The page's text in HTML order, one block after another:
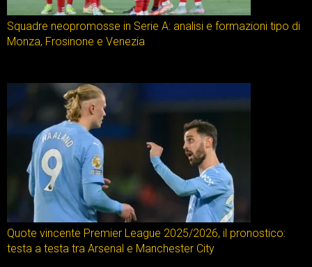
Squadre neopromosse in Serie A: analisi e formazioni tipo di
Monza, Frosinone e Venezia
Quote vincente Premier League 2025/2026, il pronostico:
testa a testa tra Arsenal e Manchester City